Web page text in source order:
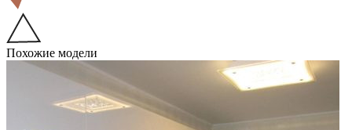
Похожие модели